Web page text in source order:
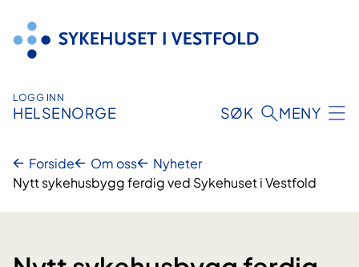
innhold
LOGG INN
HELSENORGE SØK MENY
Forside Om oss
Nyheter
Nytt sykehusbygg ferdig ved Sykehuset i Vestfold